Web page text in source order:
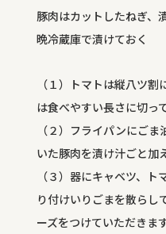
豚肉はカットしたねぎ、
晩冷蔵庫で漬けておく
（１）トマトは縦八ツ
は食べやすい長さに切っ
（２）フライパンにご
いた豚肉を漬け汁ごと加
（３）器にキャベツ、
り付けいりごまを散らし
ーズをつけていただきま